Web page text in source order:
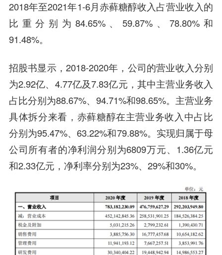
2018年至2021年1-6月赤藓糖醇收入占营业收入的
比重分别为84.65%、59.87%、78.80%和
91.48%。
招股书显示，2018-2020年，公司的营业收入分别
为2.92亿、4.77亿及7.83亿元，其中主营业务收入
占比分别为88.67%、94.71%和98.65%。主营业务
具体拆分来看，赤藓糖醇在主营业务收入中占比
分别为95.47%、63.22%和79.88%。实现归属于母
公司所有者的净利润分别为6809万元、1.36亿元
和2.33亿元，净利率分别为23%、29%和30%。